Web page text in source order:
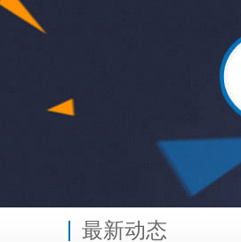
最新动态